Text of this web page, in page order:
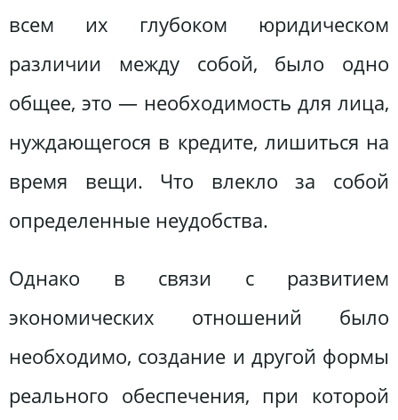
всем их глубоком юридическом
различии между собой, было одно
общее, это — необходимость для лица,
нуждающегося в кредите, лишиться на
время вещи. Что влекло за собой
определенные неудобства.
Однако в связи с развитием
экономических отношений было
необходимо, создание и другой формы
реального обеспечения, при которой